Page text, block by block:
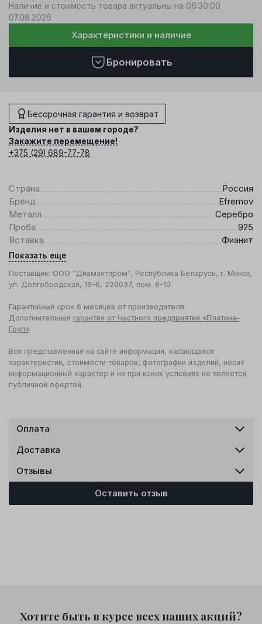
Наличие и стоимость товара актуальны на 06:30:00
07.08.2026
Характеристики и наличие
Бронировать
Бессрочная гарантия и возврат
Изделия нет в вашем городе?
Закажите перемещение!
+375 (29) 689-77-78
Страна
Россия
Бренд
Efremov
Металл
Серебро
Проба
925
Вставка
Фианит
Показать еще
Поставщик: ООО "Диамантпром", Республика Беларусь, г. Минск,
ул. Долгобродская, 16-6, 220037, пом. 6-10
Гарантийный срок 6 месяцев от производителя.
Дополнительная гарантия от Частного предприятия «Платина-
Груп».
Вся представленная на сайте информация, касающаяся
характеристик, стоимости товаров, фотографии изделий, носит
информационный характер и ни при каких условиях не является
публичной офертой.
Оплата
Доставка
Отзывы
Оставить отзыв
Хотите быть в курсе всех наших акций?